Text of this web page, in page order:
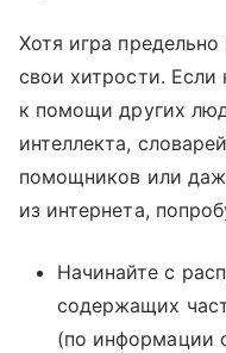
Хотя игра
свои хитрости. Если
к помощи других
интеллекта,
помощников или
из интернета,
Начинайте с
содержащих
(по информации